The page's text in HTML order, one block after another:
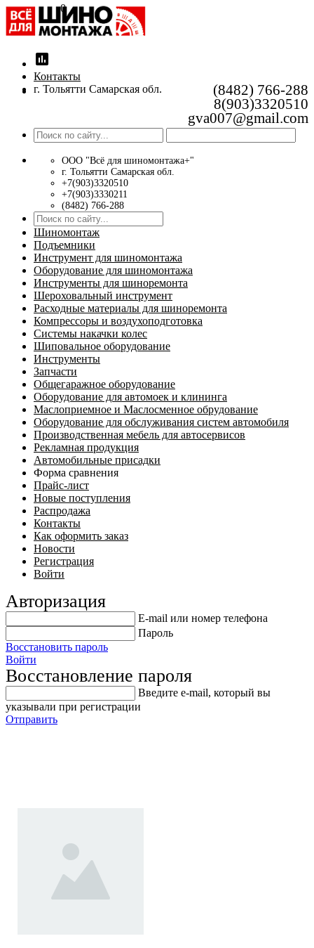
insert_chart
0
Контакты
г. Тольятти Самарская обл.
(8482) 766-288
8(903)3320510
gva007@gmail.com
ООО "Всё для шиномонтажа+"
г. Тольятти Самарская обл.
+7(903)3320510
+7(903)3330211
(8482) 766-288
Шиномонтаж
Подъемники
Инструмент для шиномонтажа
Оборудование для шиномонтажа
Инструменты для шиноремонта
Шероховальный инструмент
Расходные материалы для шиноремонта
Компрессоры и воздухоподготовка
Системы накачки колес
Шиповальное оборудование
Инструменты
Запчасти
Общегаражное оборудование
Оборудование для автомоек и клининга
Маслоприемное и Маслосменное обрудование
Оборудование для обслуживания систем автомобиля
Производственная мебель для автосервисов
Рекламная продукция
Автомобильные присадки
Форма сравнения
Прайс-лист
Новые поступления
Распродажа
Контакты
Как оформить заказ
Новости
Регистрация
Войти
Авторизация
E-mail или номер телефона
Пароль
Восстановить пароль
Войти
Восстановление пароля
Введите е-mail, который вы
указывали при регистрации
Отправить